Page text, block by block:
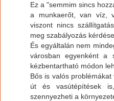
Ez a "semmim sincs
a munkaerőt, van víz,
viszont nincs
meg szabályozás kérdése.
És egyáltalán nem
városban egyenként a
kézbentartható módon
Bős is valós
út és vasútépítések
szennyezheti a